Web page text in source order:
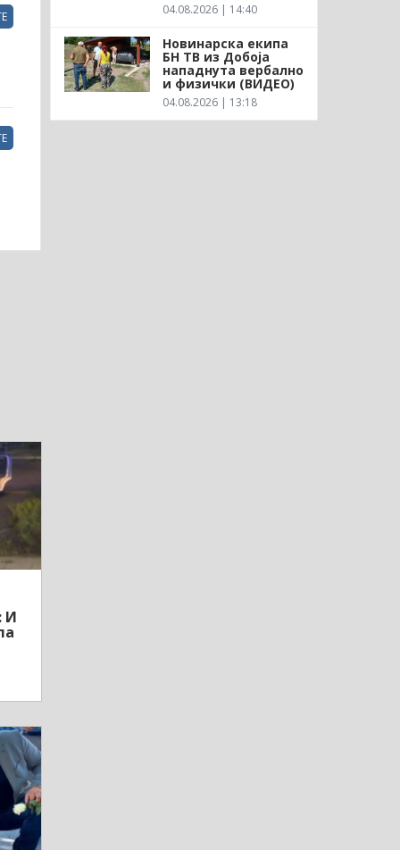
И
04.08.2026 | 14:40
Новинарска екипа
БН ТВ из Добоја
нападнута вербално
и физички (ВИДЕО)
04.08.2026 | 13:18